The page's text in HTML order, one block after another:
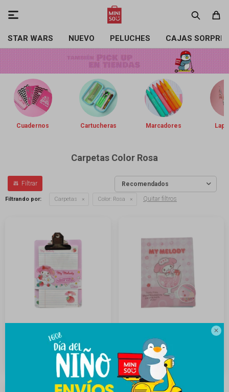

STAR WARS NUEVO PELUCHES CAJAS

Cuadernos Cartucheras Marcadores
Carpetas Color Rosa
Recomendados
Filtrando por: Carpetas Color: Rosa Quitar filtros
Carpeta anotaciones
Sanrio - Melody
Carpeta Sanrio - Melody
289